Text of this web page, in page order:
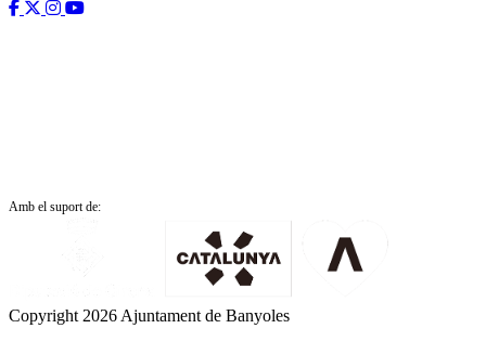
Amb el suport de:
Copyright 2026 Ajuntament de Banyoles